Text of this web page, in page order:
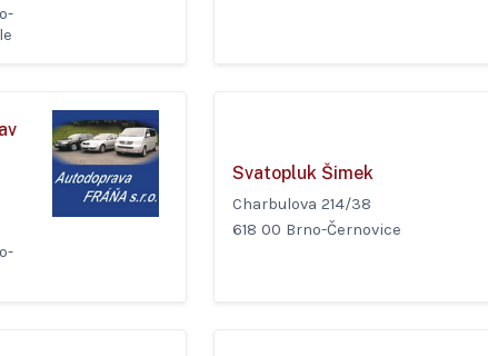
Svatopluk Šimek
Charbulova 214/38
618 00 Brno-Černovice